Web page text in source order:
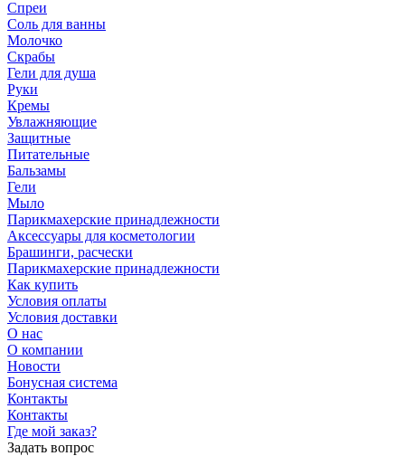
Спреи
Соль для ванны
Молочко
Скрабы
Гели для душа
Руки
Кремы
Увлажняющие
Защитные
Питательные
Бальзамы
Гели
Мыло
Парикмахерские принадлежности
Аксессуары для косметологии
Брашинги, расчески
Парикмахерские принадлежности
Как купить
Условия оплаты
Условия доставки
О нас
О компании
Новости
Бонусная система
Контакты
Контакты
Где мой заказ?
Задать вопрос